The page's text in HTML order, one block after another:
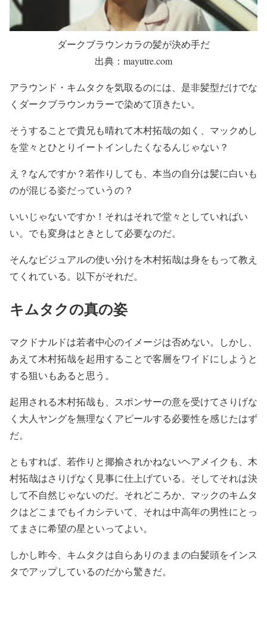
ダークブラウンカラの髪が決め手だ
出典：mayutre.com
アラウンド・キムタクを気取るのには、是非髪型だけでな
くダークブラウンカラーで染めて頂きたい。
そうすることで貴兄も晴れて木村拓哉の如く、マックめし
を堂々とひとりイートインしたくなるんじゃない？
え？なんですか？若作りしても、本当の自分は髪に白いも
のが混じる姿だっていうの？
いいじゃないですか！それはそれで堂々としていればい
い。でも変身はときとして必要なのだ。
そんなビジュアルの使い分けを木村拓哉は身をもって教え
てくれている。以下がそれだ。
キムタクの真の姿
マクドナルドは若者中心のイメージは否めない。しかし、
あえて木村拓哉を起用することで客層をワイドにしようと
する狙いもあると思う。
起用される木村拓哉も、スポンサーの意を受けてさりげな
く大人ヤングを無理なくアピールする必要性を感じたはず
だ。
ともすれば、若作りと揶揄されかねないヘアメイクも、木
村拓哉はさりげなく見事に仕上げている。そしてそれは決
して不自然じゃないのだ。それどころか、マックのキムタ
クはどこまでもイカシテいて、それは中高年の男性にとっ
てまさに希望の星といってよい。
しかし昨今、キムタクは自らありのままの白髪頭をインス
タでアップしているのだから驚きだ。